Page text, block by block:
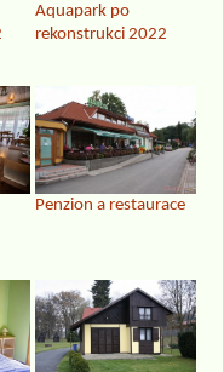
Aquapark po
rekonstrukci 2022
Penzion a restaurace